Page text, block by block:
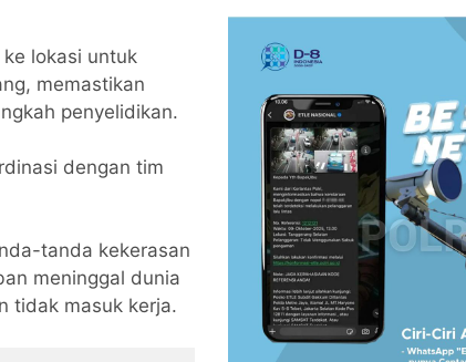
lokasi untuk
memastikan
penyelidikan.
dengan tim
tanda kekerasan
meninggal dunia
tidak masuk kerja.